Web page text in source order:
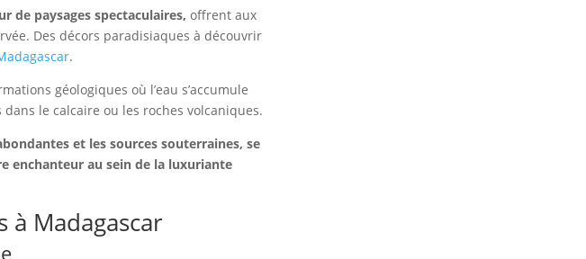
de paysages spectaculaires, offrent aux
Des décors paradisiaques à découvrir
.
géologiques où l’eau s’accumule
le calcaire ou les roches volcaniques.
et les sources souterraines, se
enchanteur au sein de la luxuriante
à Madagascar